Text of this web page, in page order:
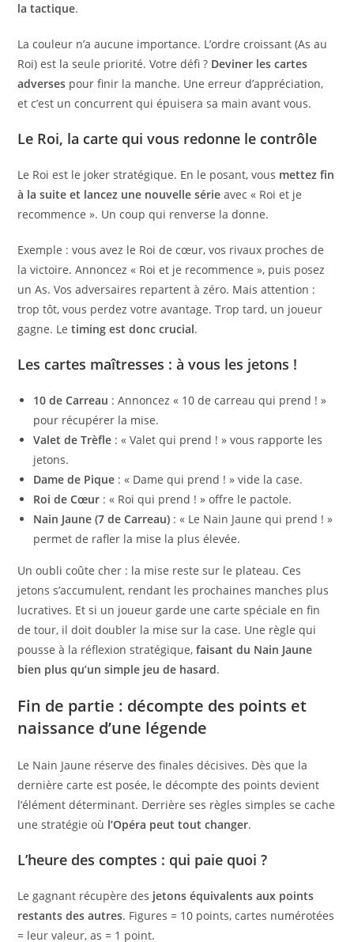
la tactique.
La couleur n’a aucune importance. L’ordre croissant (As au
Roi) est la seule priorité. Votre défi ? Deviner les cartes
adverses pour finir la manche. Une erreur d’appréciation,
et c’est un concurrent qui épuisera sa main avant vous.
Le Roi, la carte qui vous redonne le contrôle
Le Roi est le joker stratégique. En le posant, vous mettez fin
à la suite et lancez une nouvelle série avec « Roi et je
recommence ». Un coup qui renverse la donne.
Exemple : vous avez le Roi de cœur, vos rivaux proches de
la victoire. Annoncez « Roi et je recommence », puis posez
un As. Vos adversaires repartent à zéro. Mais attention :
trop tôt, vous perdez votre avantage. Trop tard, un joueur
gagne. Letiming est donc crucial.
Les cartes maîtresses : à vous les jetons !
10 de Carreau : Annoncez « 10 de carreau qui prend ! »
pour récupérer la mise.
Valet de Trèfle : « Valet qui prend ! » vous rapporte les
jetons.
Dame de Pique : « Dame qui prend ! » vide la case.
Roi de Cœur : « Roi qui prend ! » offre le pactole.
Nain Jaune (7 de Carreau) : « Le Nain Jaune qui prend ! »
permet de rafler la mise la plus élevée.
Un oubli coûte cher : la mise reste sur le plateau. Ces
jetons s’accumulent, rendant les prochaines manches plus
lucratives. Et si un joueur garde une carte spéciale en fin
de tour, il doit doubler la mise sur la case. Une règle qui
pousse à la réflexion stratégique,faisant du Nain Jaune
bien plus qu’un simple jeu de hasard.
Fin de partie : décompte des points et
naissance d’une légende
Le Nain Jaune réserve des finales décisives. Dès que la
dernière carte est posée, le décompte des points devient
l’élément déterminant. Derrière ses règles simples se cache
une stratégie où l’Opéra peut tout changer.
L’heure des comptes : qui paie quoi ?
Le gagnant récupère des jetons équivalents aux points
restants des autres. Figures = 10 points, cartes numérotées
= leur valeur, as = 1 point.